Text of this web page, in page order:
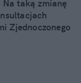
taką zmianę
Zjednoczonego